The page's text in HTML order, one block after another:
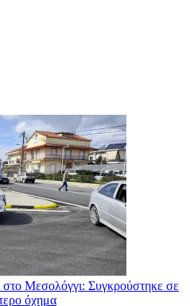
Μεσολόγγι: Συγκρούστηκε σε
όχημα